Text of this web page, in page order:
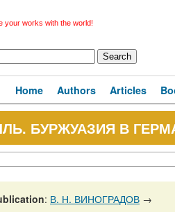
your works with the world!
Home Authors Articles
БУРЖУАЗИЯ В
: В. Н. ВИНОГРАДОВ →